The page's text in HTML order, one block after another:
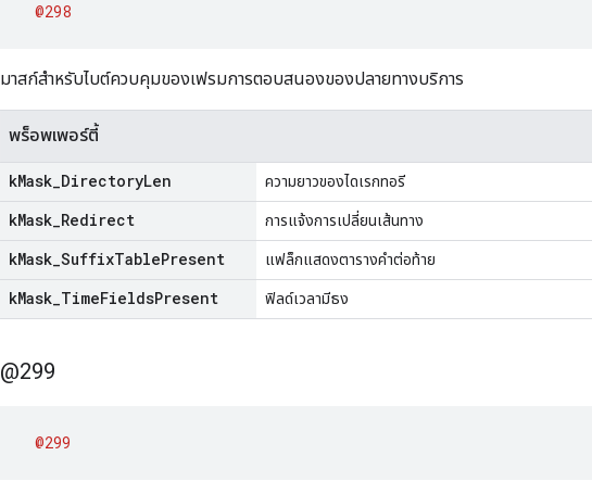
@298
มาสก์สำหรับไบต์ควบคุมของเฟรมการตอบสนองของปลายทางบริการ
พร็อพเพอร์ตี้
kMask DirectoryLen ความยาวของไดเรกทอรี
kMask Redirect การแจ้งการเปลี่ยนเส้นทาง
kMask SuffixTablePresent แฟล็กแสดงตารางคำต่อท้าย
kMask TimeFieldsPresent ฟิลด์เวลามีธง
@299
@299